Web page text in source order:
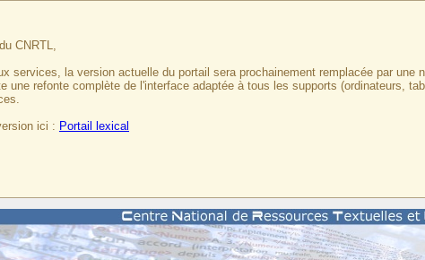
CNRTL,
services, la version actuelle du portail sera prochainement remplacée par une
une refonte complète de l'interface adaptée à tous les supports (ordinateurs,
ici : Portail lexical